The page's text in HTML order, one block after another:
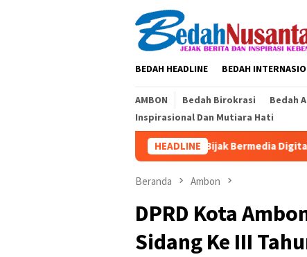
BEDAH HEADLINE BEDAH
AMBON Bedah Birokrasi Bedah
Inspirasional Dan Mutiara Hati
HEADLINE
Bijak Bermedia Digital Demi
Beranda Ambon
DPRD Kota
Sidang Ke III